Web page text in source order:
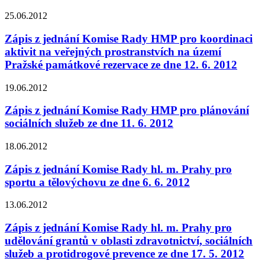
25.06.2012
Zápis z jednání Komise Rady HMP pro koordinaci
aktivit na veřejných prostranstvích na území
Pražské památkové rezervace ze dne 12. 6. 2012
19.06.2012
Zápis z jednání Komise Rady HMP pro plánování
sociálních služeb ze dne 11. 6. 2012
18.06.2012
Zápis z jednání Komise Rady hl. m. Prahy pro
sportu a tělovýchovu ze dne 6. 6. 2012
13.06.2012
Zápis z jednání Komise Rady hl. m. Prahy pro
udělování grantů v oblasti zdravotnictví, sociálních
služeb a protidrogové prevence ze dne 17. 5. 2012